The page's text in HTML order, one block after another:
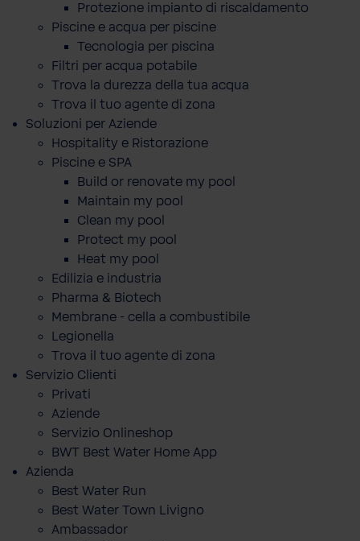
Protezione impianto di riscaldamento
Piscine e acqua per piscine
Tecnologia per piscina
Filtri per acqua potabile
Trova la durezza della tua acqua
Trova il tuo agente di zona
Soluzioni per Aziende
Hospitality e Ristorazione
Piscine e SPA
Build or renovate my pool
Maintain my pool
Clean my pool
Protect my pool
Heat my pool
Edilizia e industria
Pharma & Biotech
Membrane - cella a combustibile
Legionella
Trova il tuo agente di zona
Servizio Clienti
Privati
Aziende
Servizio Onlineshop
BWT Best Water Home App
Azienda
Best Water Run
Best Water Town Livigno
Ambassador